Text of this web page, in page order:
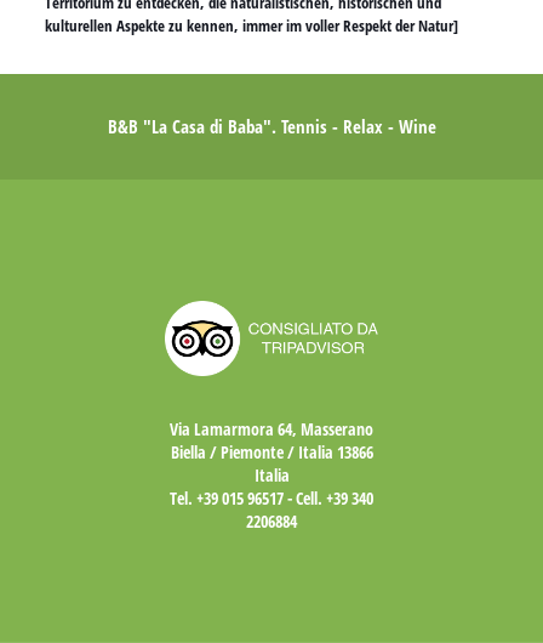
kulturellen Aspekte zu kennen, immer im voller Respekt der Natur]
B&B "La Casa di Baba". Tennis - Relax - Wine
Via Lamarmora 64, Masserano
Biella / Piemonte / Italia 13866
Italia
Tel. +39 015 96517- Cell. +39 340
2206884